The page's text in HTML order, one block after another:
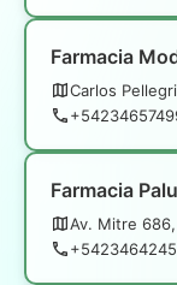
Farmacia
Carlos
Farmacia
Av. Mitre